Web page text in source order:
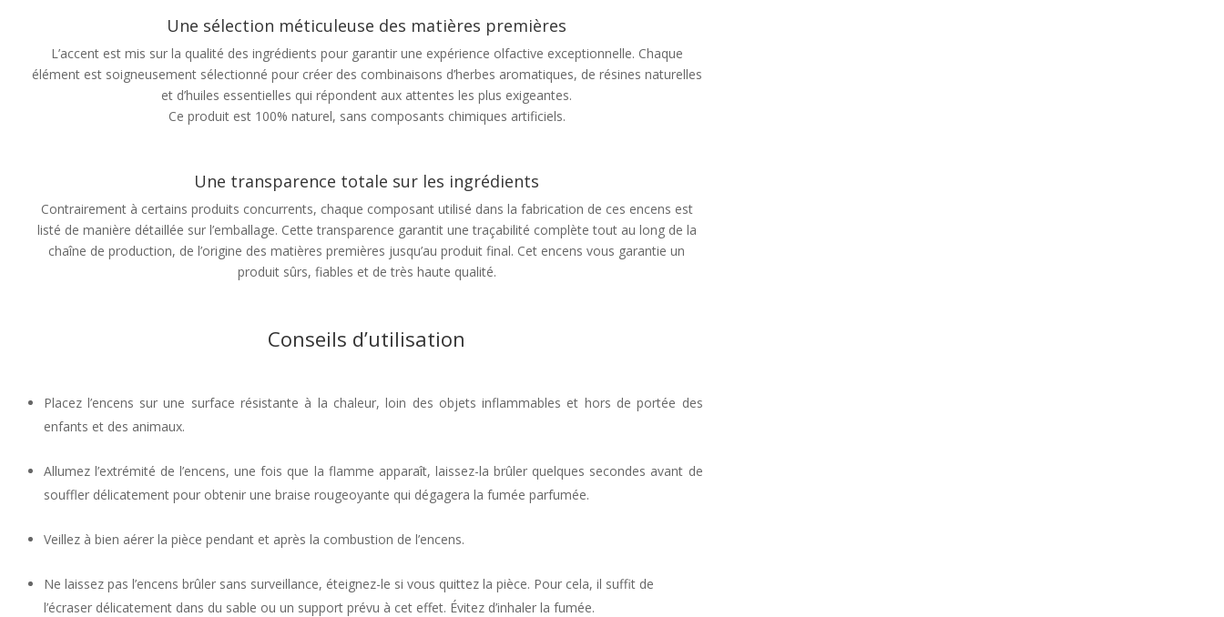
Une sélection méticuleuse des matières premières
L’accent est mis sur la qualité des ingrédients pour garantir une expérience olfactive exceptionnelle. Chaque
élément est soigneusement sélectionné pour créer des combinaisons d’herbes aromatiques, de résines naturelles
et d’huiles essentielles qui répondent aux attentes les plus exigeantes.
Ce produit est 100% naturel, sans composants chimiques artificiels.
Une transparence totale sur les ingrédients
Contrairement à certains produits concurrents, chaque composant utilisé dans la fabrication de ces encens est
listé de manière détaillée sur l’emballage. Cette transparence garantit une traçabilité complète tout au long de la
chaîne de production, de l’origine des matières premières jusqu’au produit final. Cet encens vous garantie un
produit sûrs, fiables et de très haute qualité.
Conseils d’utilisation
Placez l’encens sur une surface résistante à la chaleur, loin des objets inflammables et hors de portée des
enfants et des animaux.
Allumez l’extrémité de l’encens, une fois que la flamme apparaît, laissez-la brûler quelques secondes avant de
souffler délicatement pour obtenir une braise rougeoyante qui dégagera la fumée parfumée.
Veillez à bien aérer la pièce pendant et après la combustion de l’encens.
Ne laissez pas l’encens brûler sans surveillance, éteignez-le si vous quittez la pièce. Pour cela, il suffit de
l’écraser délicatement dans du sable ou un support prévu à cet effet. Évitez d’inhaler la fumée.